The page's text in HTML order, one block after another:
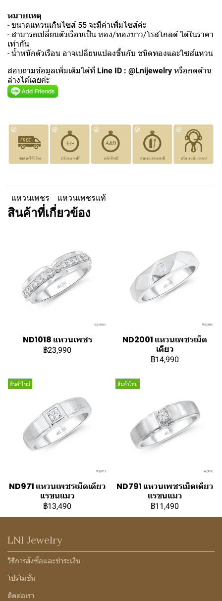
หมายเหตุ
- ขนาดแหวนเกินไซส์ 55 จะมีค่าเพิ่มไซส์ค่ะ
- สามารถเปลี่ยนตัวเรือนเป็น ทอง/ทองขาว/โรสโกลด์ ได้ในราคา
เท่ากัน
- น้ำหนักตัวเรือน อาจเปลี่ยนแปลงขึ้นกับ ชนิดทองและไซส์แหวน
สอบถามข้อมูลเพิ่มเติมได้ที่ Line ID : @Lnijewelry หรือกดด้าน
ล่างได้เลยค่ะ
แหวนเพชร แหวนเพชรแท้
สินค้าที่เกี่ยวข้อง
ND1018 แหวนเพชร
฿23,990
ND2001 แหวนเพชรเม็ด
เดียว
฿14,990
สินค้าใหม่
ND971 แหวนเพชรเม็ดเดียว
แรขนแมว
฿13,490
สินค้าใหม่
ND791 แหวนเพชรเม็ดเดียว
แรขนแมว
฿11,490
LNI Jewelry
วิธีการสั่งซื้อและชำระเงิน
โปรโมชั่น
ติดต่อเรา